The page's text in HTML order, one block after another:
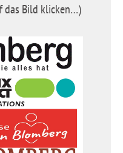
das Bild klicken…)